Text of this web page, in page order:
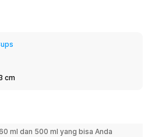
cm
ml dan 500 ml yang bisa Anda